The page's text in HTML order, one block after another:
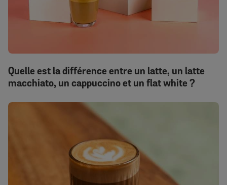
Quelle est la différence entre un latte, un latte
macchiato, un cappuccino et un flat white ?